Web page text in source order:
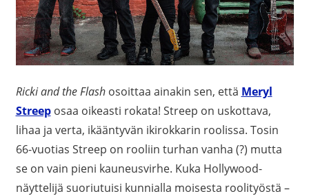
Ricki and the Flashosoittaa ainakin sen, että Meryl
Streeposaa oikeasti rokata! Streep on uskottava,
lihaa ja verta, ikääntyvän ikirokkarin roolissa. Tosin
66-vuotias Streep on rooliin turhan vanha (?) mutta
se on vain pieni kauneusvirhe. Kuka Hollywood-
näyttelijä suoriutuisi kunnialla moisesta roolityöstä –